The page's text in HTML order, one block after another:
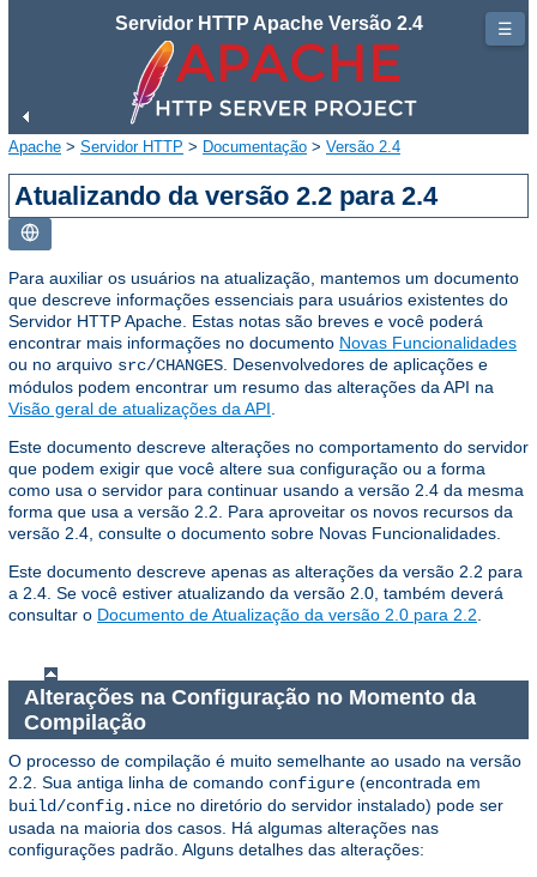
Servidor HTTP Apache Versão 2.4
Apache > Servidor HTTP > Documentação > Versão 2.4
Atualizando da versão 2.2 para 2.4
Para auxiliar os usuários na atualização, mantemos um documento
que descreve informações essenciais para usuários existentes do
Servidor HTTP Apache. Estas notas são breves e você poderá
encontrar mais informações no documento Novas Funcionalidades
ou no arquivo src/CHANGES . Desenvolvedores de aplicações e
módulos podem encontrar um resumo das alterações da API na
Visão geral de atualizações da API
Este documento descreve alterações no comportamento do servidor
que podem exigir que você altere sua configuração ou a forma
como usa o servidor para continuar usando a versão 2.4 da mesma
forma que usa a versão 2.2. Para aproveitar os novos recursos da
versão 2.4, consulte o documento sobre Novas Funcionalidades.
Este documento descreve apenas as alterações da versão 2.2 para
a 2.4. Se você estiver atualizando da versão 2.0, também deverá
consultar o Documento de Atualização da versão 2.0 para 2.2
Alterações na Configuração no Momento da
Compilação
O processo de compilação é muito semelhante ao usado na versão
2.2. Sua antiga linha de comando configure (encontrada em
build/config.nice no diretório do servidor instalado) pode ser
usada na maioria dos casos. Há algumas alterações nas
configurações padrão. Alguns detalhes das alterações:
☰